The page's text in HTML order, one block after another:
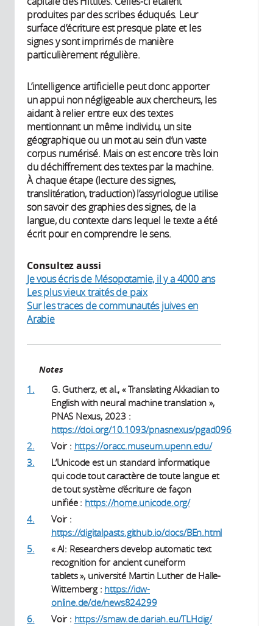
produites par des scribes éduqués. Leur
surface d’écriture est presque plate et les
signes y sont imprimés de manière
particulièrement régulière.
L’intelligence artificielle peut donc apporter
un appui non négligeable aux chercheurs, les
aidant à relier entre eux des textes
mentionnant un même individu, un site
géographique ou un mot au sein d’un vaste
corpus numérisé. Mais on est encore très loin
du déchiffrement des textes par la machine.
À chaque étape (lecture des signes,
translitération, traduction) l’assyriologue utilise
son savoir des graphies des signes, de la
langue, du contexte dans lequel le texte a été
écrit pour en comprendre le sens.
Consultez aussi
Je vous écris de Mésopotamie, il y a 4000 ans
Les plus vieux traités de paix
Sur les traces de communautés juives en
Arabie
Notes
1.
G. Gutherz, et al., « Translating Akkadian to
English with neural machine translation »,
PNAS Nexus, 2023 :
https://doi.org/10.1093/pnasnexus/pgad096
2.
Voir : https://oracc.museum.upenn.edu/
3.
L’Unicode est un standard informatique
qui code tout caractère de toute langue et
de tout système d’écriture de façon
unifiée : https://home.unicode.org/
4.
Voir :
https://digitalpasts.github.io/docs/BEn.html
5.
« AI: Researchers develop automatic text
recognition for ancient cuneiform
tablets », université Martin Luther de Halle-
Wittemberg : https://idw-
online.de/de/news824299
6.
Voir : https://smaw.de.dariah.eu/TLHdig/